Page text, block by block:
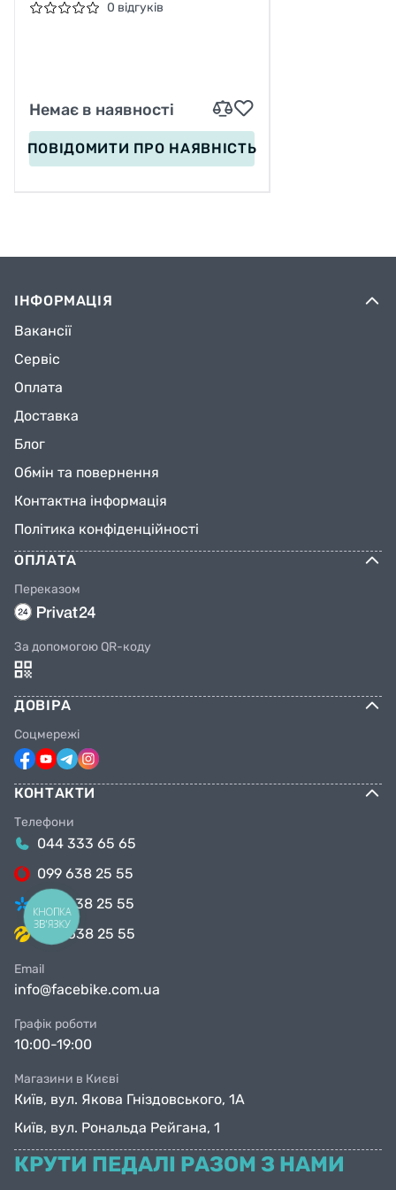
KING 29"X2.3, ЧОРНА,
0 відгуків
Немає в наявності
ПОВІДОМИТИ ПРО НАЯВНІСТЬ
ІНФОРМАЦІЯ
Вакансії
Сервіс
Оплата
Доставка
Блог
Обмін та повернення
Контактна інформація
Політика конфіденційності
ОПЛАТА
Переказом
За допомогою QR-коду
ДОВІРА
Соцмережі
КОНТАКТИ
Телефони
044 333 65 65
099 638 25 55
098 638 25 55
063 638 25 55
Email
info@facebike.com.ua
Графік роботи
10:00-19:00
Магазини в Києві
Київ, вул. Якова Гніздовського, 1А
Київ, вул. Рональда Рейгана, 1
КРУТИ ПЕДАЛІ РАЗОМ З НАМИ
КНОПКА
ЗВ'ЯЗКУ